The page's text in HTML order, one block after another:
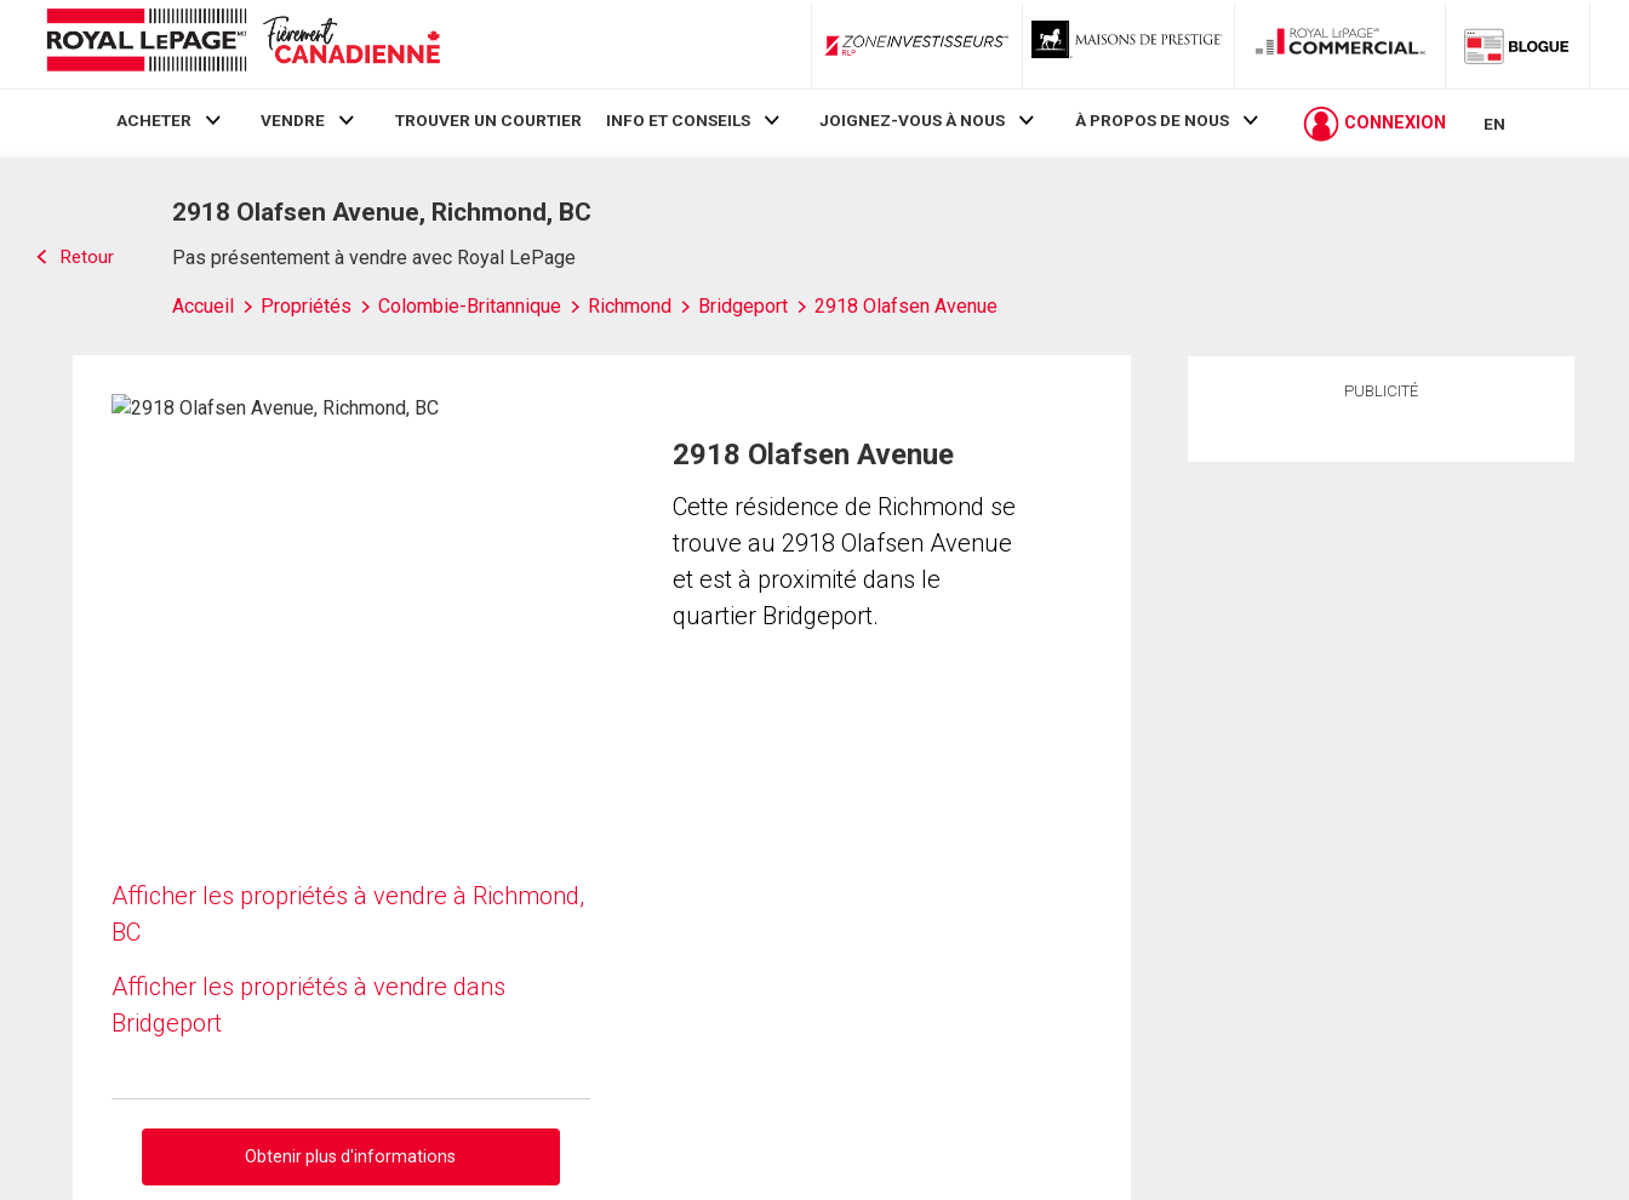
ZoneInvestisseurs RLP
ACHETER VENDRE TROUVER UN COURTIER INFO ET CONSEILS JOIGNEZ-VOUS À NOUS À PROPOS DE NOUS CONNEXION EN
Retour
2918 Olafsen Avenue, Richmond, BC
Pas présentement à vendre avec Royal LePage
Accueil Propriétés Colombie-Britannique Richmond Bridgeport 2918 Olafsen Avenue
Afficher les propriétés à vendre à Richmond,
BC
Afficher les propriétés à vendre dans
Bridgeport
Obtenir plus d'informations
2918 Olafsen Avenue
Cette résidence de Richmond se
trouve au 2918 Olafsen Avenue
et est à proximité dans le
quartier Bridgeport.
PUBLICITÉ